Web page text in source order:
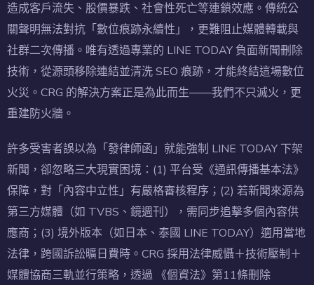
造成客戶流失、股價暴跌、社會性死亡等連鎖效應。傳統公
關聲明無法對抗「數位痕跡永續性」，更難阻止媒體轉載與
社群二次傳播。唯有透過專業的 LINE TODAY 負面新聞刪除
技術，從源頭移除連結並清洗 SEO 痕跡，才能終結這場數位
火災。CRG 的解決方案正是為此而生——我們不只滅火，更
重建防火牆。
許多受害者誤以為「發律師函」就能強制 LINE TODAY 下架
新聞，卻忽略三大現實困境：(1) 平台受《通訊傳播基本法》
保障，對「內容中立性」有嚴格審核程序；(2) 若新聞來源為
第三方媒體（如 TVBS、鏡週刊），需同步追擊多個內容供
應商；(3) 境外版本（如日本、泰國 LINE TODAY）適用當地
法律，跨國訴訟曠日費時。CRG 採用法律威懾＋技術壓制＋
媒體協商三軌並行策略，透過 《個資法》第11條刪除